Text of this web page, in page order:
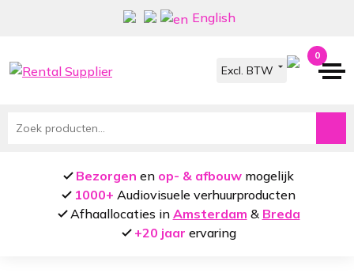
navigatie
inhoud
English
0
Zoeken
Bezorgen en op- & afbouw mogelijk
1000+ Audiovisuele verhuurproducten
Afhaallocaties in Amsterdam & Breda
+20 jaar ervaring